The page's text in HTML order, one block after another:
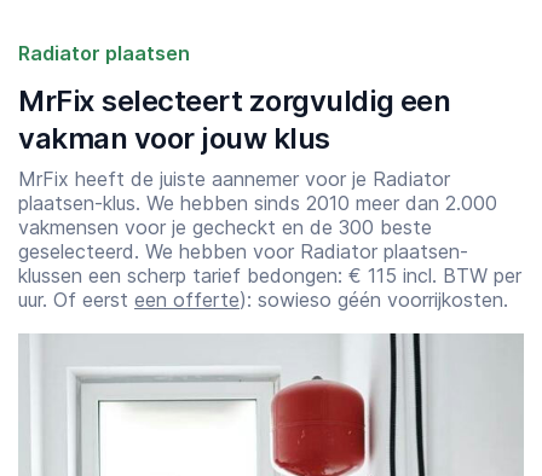
Radiator plaatsen
MrFix selecteert zorgvuldig een
vakman voor jouw klus
MrFix heeft de juiste aannemer voor je Radiator
plaatsen-klus. We hebben sinds 2010 meer dan 2.000
vakmensen voor je gecheckt en de 300 beste
geselecteerd. We hebben voor Radiator plaatsen-
klussen een scherp tarief bedongen: € 115 incl. BTW per
uur. Of eerst een offerte): sowieso géén voorrijkosten.